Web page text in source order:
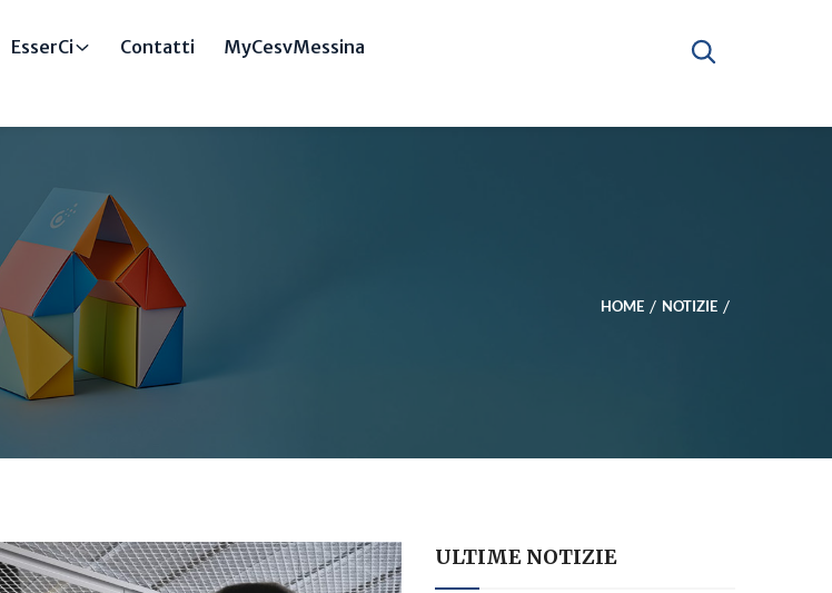
EsserCi Contatti MyCesvMessina
HOME NOTIZIE
ULTIME NOTIZIE